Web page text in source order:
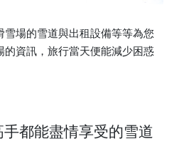
場的雪道與出租設備等等為您
資訊，旅行當天便能減少困惑
都能盡情享受的雪道